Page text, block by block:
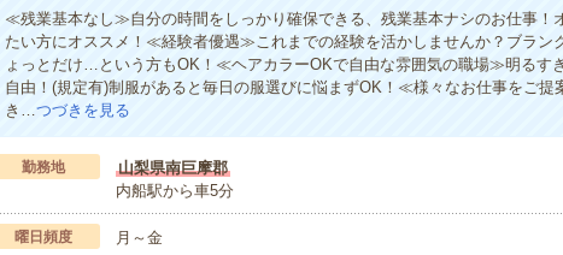
≪残業基本なし≫自分の時間をしっかり確保できる、残業基本ナシのお仕事！
たい方にオススメ！≪経験者優遇≫これまでの経験を活かしませんか？ブラン
ょっとだけ…という方もOK！≪ヘアカラーOKで自由な雰囲気の職場≫明るす
自由！(規定有)制服があると毎日の服選びに悩まずOK！≪様々なお仕事をご
き… つづきを見る
勤務地
山梨県南巨摩郡
内船駅から車5分
曜日頻度 月～金